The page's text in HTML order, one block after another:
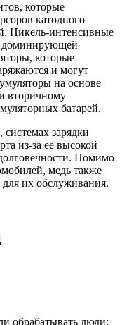
которые
катодного
Никель-интенсивные
доминирующей
которые
и могут
на основе
вторичному
батарей.
зарядки
из-за ее высокой
Помимо
медь также
их обслуживания.
обрабатывать люди: